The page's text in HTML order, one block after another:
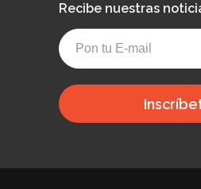
Recibe nuestras